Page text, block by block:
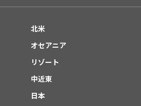
北米
オセアニア
リゾート
中近東
日本